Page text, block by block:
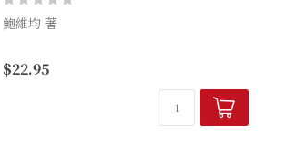
鮑維均 著
念。「擾亂天下的」（徒17:6）既是人對門
徒的形容，也可套用於我們的信仰。本書引
導讀者從顛覆的新視角再讀路...
$22.95